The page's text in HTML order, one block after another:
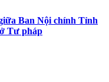
Ban Nội chính Tỉnh
Tư pháp